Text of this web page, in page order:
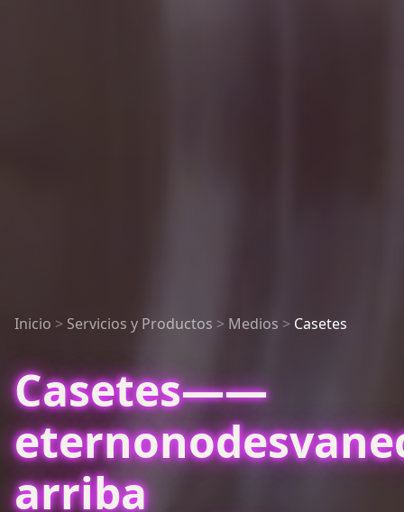
Inicio > Servicios y Productos > Medios > Casetes
Casetes——
arriba